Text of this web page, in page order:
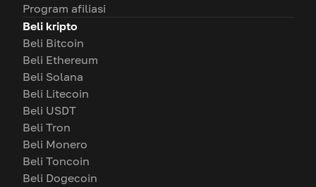
Program afiliasi
Beli kripto
Beli Bitcoin
Beli Ethereum
Beli Solana
Beli Litecoin
Beli USDT
Beli Tron
Beli Monero
Beli Toncoin
Beli Dogecoin